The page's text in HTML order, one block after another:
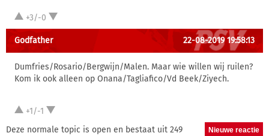
+3/-0
Godfather 22-08-2019 19:58:13
Dumfries/Rosario/Bergwijn/Malen. Maar wie willen wij ruilen?
Kom ik ook alleen op Onana/Tagliafico/Vd Beek/Ziyech.
+1/-1
Deze normale topic is open en bestaat uit 249